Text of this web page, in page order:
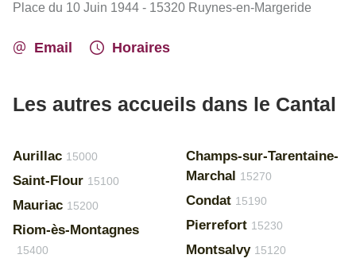
Place du 10 Juin 1944 - 15320 Ruynes-en-Margeride
Email Horaires
Les autres accueils dans le Cantal
Aurillac 15000
Saint-Flour 15100
Mauriac 15200
Riom-ès-Montagnes
15400
Champs-sur-Tarentaine-
Marchal 15270
Condat 15190
Pierrefort 15230
Montsalvy 15120